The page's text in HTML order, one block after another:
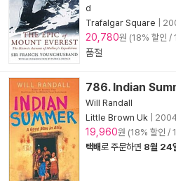
d
Trafalgar Square
20,780원 (18% 할인 /
품절
786. Indian
Will Randall
Little Brown Uk
19,960원 (18% 할인 /
택배로 주문하면 8월 24